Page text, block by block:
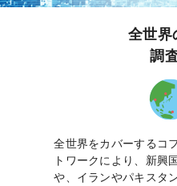
全世界
調
全世界をカバーするコ
トワークにより、新興
や、イランやパキスタ